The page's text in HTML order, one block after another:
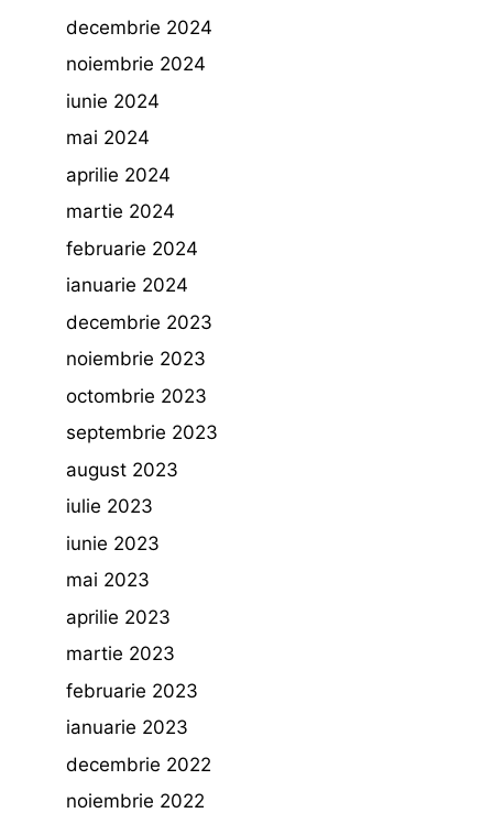
decembrie 2024
noiembrie 2024
iunie 2024
mai 2024
aprilie 2024
martie 2024
februarie 2024
ianuarie 2024
decembrie 2023
noiembrie 2023
octombrie 2023
septembrie 2023
august 2023
iulie 2023
iunie 2023
mai 2023
aprilie 2023
martie 2023
februarie 2023
ianuarie 2023
decembrie 2022
noiembrie 2022